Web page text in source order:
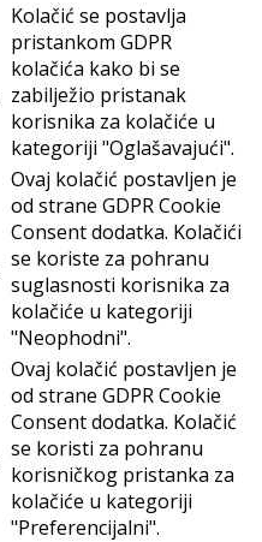
Kolačić se postavlja
pristankom GDPR
kolačića kako bi se
zabilježio pristanak
korisnika za kolačiće u
kategoriji "Oglašavajući".
Ovaj kolačić postavljen je
od strane GDPR Cookie
Consent dodatka. Kolačići
se koriste za pohranu
suglasnosti korisnika za
kolačiće u kategoriji
"Neophodni".
Ovaj kolačić postavljen je
od strane GDPR Cookie
Consent dodatka. Kolačić
se koristi za pohranu
korisničkog pristanka za
kolačiće u kategoriji
"Preferencijalni".